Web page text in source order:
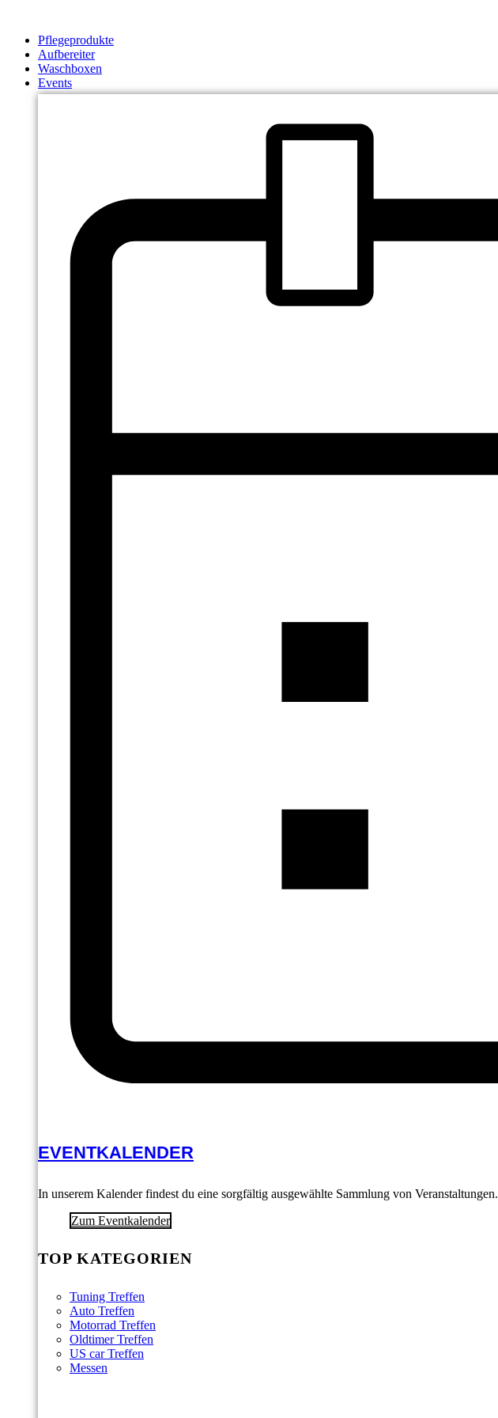
springenPflegeprodukte
Aufbereiter
Waschboxen
Events
EVENTKALENDER
In unserem Kalender findest du eine sorgfältig ausgewählte Sammlung von Veranstaltungen.
Zum Eventkalender
TOP KATEGORIEN
Tuning Treffen
Auto Treffen
Motorrad Treffen
Oldtimer Treffen
US car Treffen
Messen